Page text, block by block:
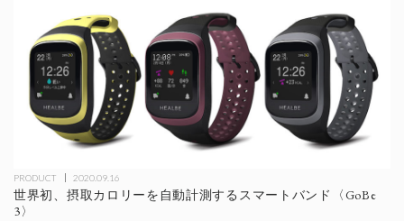
PRODUCT 2020.09.16
世界初、摂取カロリーを自動計測するスマートバンド〈GoBe
3〉